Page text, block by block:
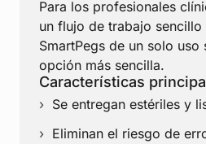
Para los profesionales
un flujo de trabajo
SmartPegs de un solo uso
opción más sencilla.
Características
Se entregan estériles y
Eliminan el riesgo de